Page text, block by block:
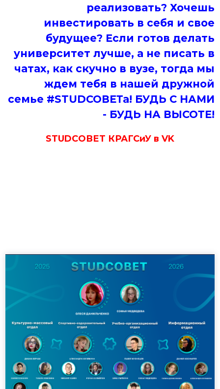
реализовать? Хочешь
инвестировать в себя и свое
будущее? Если готов делать
университет лучше, а не писать в
чатах, как скучно в вузе, тогда мы
ждем тебя в нашей дружной
семье #STUDСОВЕТа! БУДЬ С НАМИ
- БУДЬ НА ВЫСОТЕ!
STUDCОВЕТ КРАГСиУ в VK